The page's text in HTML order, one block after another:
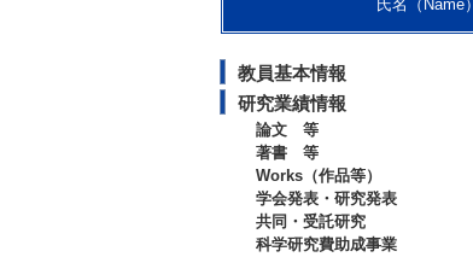
氏名（Name）
教員基本情報
研究業績情報
論文 等
著書 等
Works（作品等）
学会発表・研究発表
共同・受託研究
科学研究費助成事業